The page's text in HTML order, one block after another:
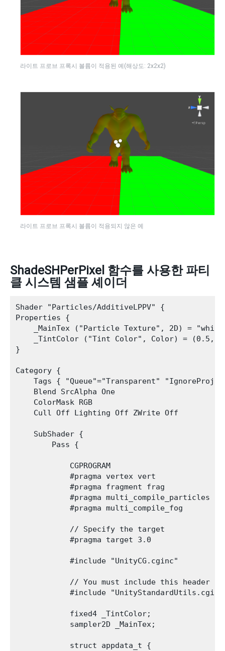
라이트 프로브 프록시 볼륨이 적용된 예(해상도: 2x2x2)
라이트 프로브 프록시 볼륨이 적용되지 않은 예
ShadeSHPerPixel 함수를 사용한 파티
클 시스템 샘플 셰이더
Shader "Particles/AdditiveLPPV" {
Properties {
_MainTex ("Particle Texture", 2D) =
_TintColor ("Tint Color", Color) =
}
Category {
Tags { "Queue"="Transparent"
    Blend SrcAlpha One
    ColorMask RGB
    Cull Off Lighting Off ZWrite Off
    SubShader {
        Pass {
            CGPROGRAM
            #pragma vertex vert
            #pragma fragment frag
            #pragma multi_compile_particles
            #pragma multi_compile_fog
            // Specify the target
            #pragma target 3.0
            #include "UnityCG.cginc"
// You must include this header
#include
            fixed4 _TintColor;
            sampler2D _MainTex;
            struct appdata_t {